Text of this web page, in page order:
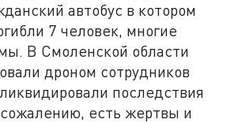
автобус в котором
7 человек, многие
В Смоленской области
дроном сотрудников
последствия
есть жертвы и